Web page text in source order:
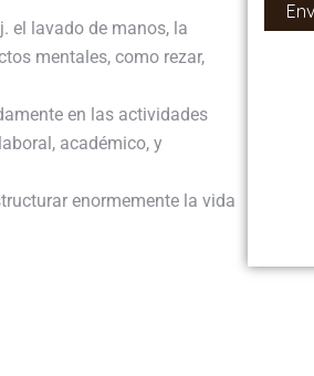
el lavado de manos, la
mentales, como rezar,
en las actividades
académico, y
enormemente la vida